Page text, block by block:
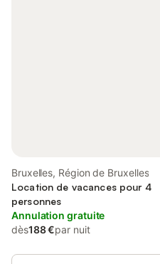
Bruxelles, Région de Bruxelles
Location de vacances pour 4
personnes
Annulation gratuite
dès188 €par nuit